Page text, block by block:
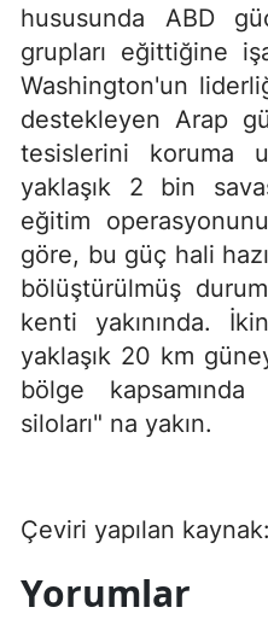
hususunda ABD
grupları eğittiğine
Washington'un
destekleyen Arap
tesislerini koruma
yaklaşık 2 bin
eğitim
göre, bu güç hali
bölüştürülmüş
kenti yakınında.
yaklaşık 20 km
bölge
siloları" na yakın.
Çeviri yapılan kaynak:
Yorumlar